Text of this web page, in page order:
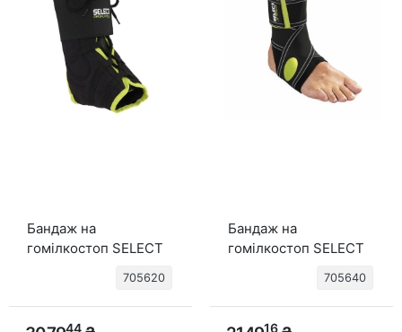
Бандаж на
гомілкостоп SELECT
705620
44
Бандаж на
гомілкостоп SELECT
705640
16